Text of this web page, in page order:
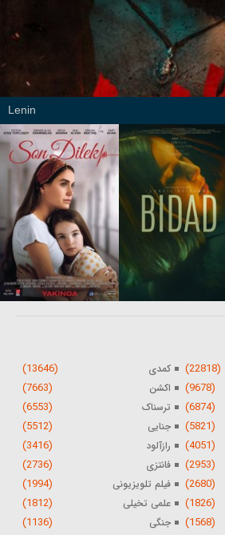
Lenin
(22818) کمدی (13646)
(9678) اکشن (7663)
(6874) ترسناک (6553)
(5821) جنایی (5512)
(4051) رازآلود (3416)
(2953) فانتزی (2736)
(2680) فیلم تلویزیونی (1994)
(1826) علمی تخیلی (1812)
(1568) جنگی (1136)